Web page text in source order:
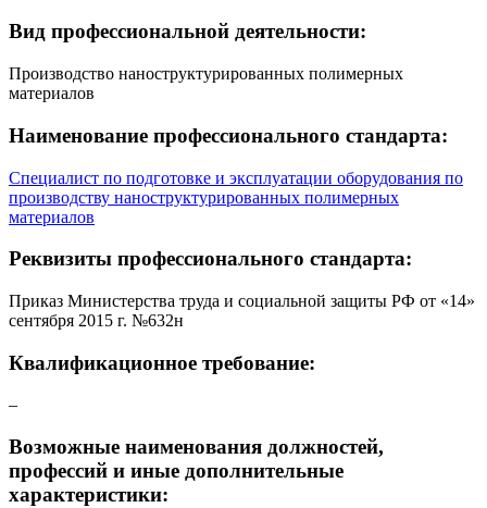
Вид профессиональной деятельности:
Производство наноструктурированных полимерных
материалов
Наименование профессионального стандарта:
Специалист по подготовке и эксплуатации оборудования по
производству наноструктурированных полимерных
материалов
Реквизиты профессионального стандарта:
Приказ Министерства труда и социальной защиты РФ от «14»
сентября 2015 г. №632н
Квалификационное требование:
–
Возможные наименования должностей,
профессий и иные дополнительные
характеристики: